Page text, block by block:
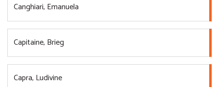
Canghiari, Emanuela
Capitaine, Brieg
Capra, Ludivine